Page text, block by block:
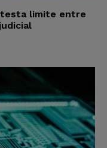
testa limite entre